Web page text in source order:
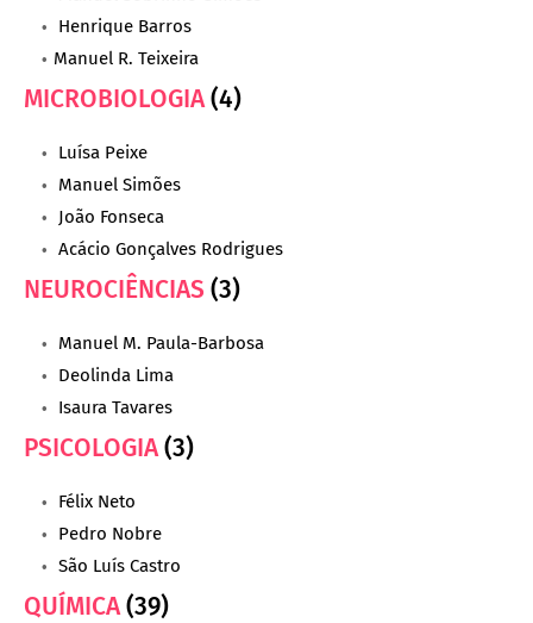
Henrique Barros
Manuel R. Teixeira
MICROBIOLOGIA(4)
Luísa Peixe
Manuel Simões
João Fonseca
Acácio Gonçalves Rodrigues
NEUROCIÊNCIAS (3)
Manuel M. Paula-Barbosa
Deolinda Lima
Isaura Tavares
PSICOLOGIA(3)
Félix Neto
Pedro Nobre
São Luís Castro
QUÍMICA(39)